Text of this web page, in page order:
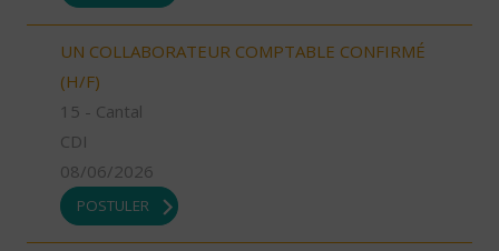
UN COLLABORATEUR COMPTABLE CONFIRMÉ
(H/F)
15 - Cantal
CDI
08/06/2026
POSTULER